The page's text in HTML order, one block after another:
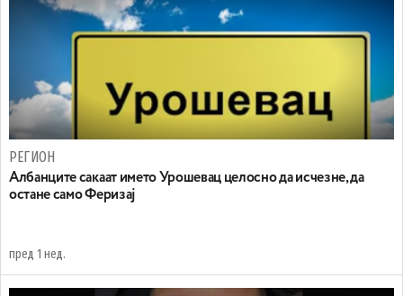
РЕГИОН
Aлбанците сакаат името Урошевац целосно да исчезне, да
остане само Феризај
пред 1 нед.